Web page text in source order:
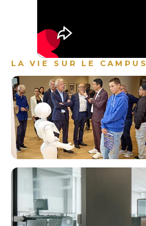
LA VIE SUR LE CAMPUS
Image
Image